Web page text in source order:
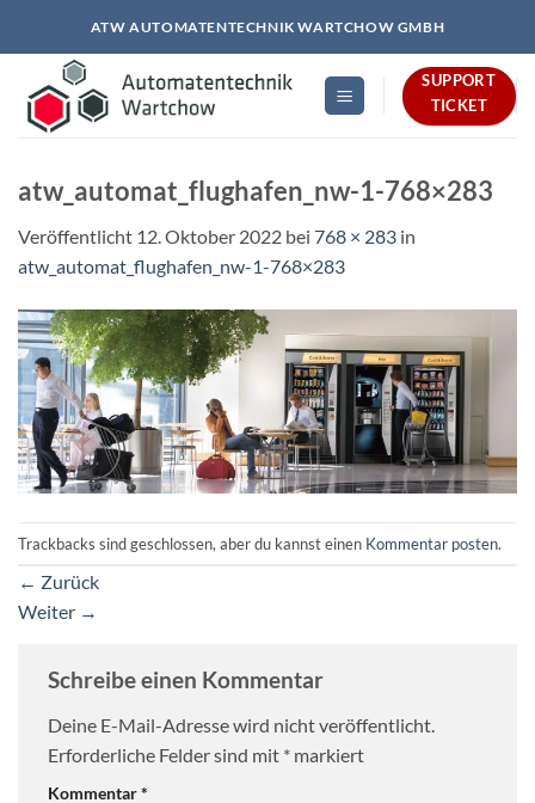
springen
ATW AUTOMATENTECHNIK WARTCHOW GMBH
SUPPORT
TICKET
atw_automat_flughafen_nw-1-768×283
Veröffentlicht 12. Oktober 2022 bei 768 × 283 in
atw_automat_flughafen_nw-1-768×283
Trackbacks sind geschlossen, aber du kannst einen Kommentar posten.
← Zurück
Weiter →
Schreibe einen Kommentar
Deine E-Mail-Adresse wird nicht veröffentlicht.
Erforderliche Felder sind mit * markiert
Kommentar*